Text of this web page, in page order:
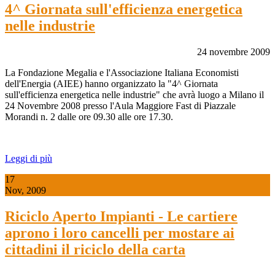
4^ Giornata sull'efficienza energetica
nelle industrie
24 novembre 2009
La Fondazione Megalia e l'Associazione Italiana Economisti
dell'Energia (AIEE) hanno organizzato la "4^ Giornata
sull'efficienza energetica nelle industrie" che avrà luogo a Milano il
24 Novembre 2008 presso l'Aula Maggiore Fast di Piazzale
Morandi n. 2 dalle ore 09.30 alle ore 17.30.
Leggi di più
17
Nov, 2009
Riciclo Aperto Impianti - Le cartiere
aprono i loro cancelli per mostare ai
cittadini il riciclo della carta